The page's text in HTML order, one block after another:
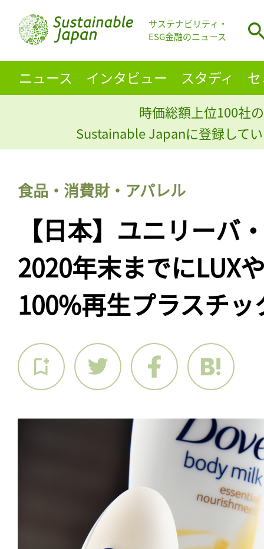
サステナビリティ・
ESG金融のニュース
ニュース インタビュー スタディ
時価総額上位100社
Sustainable Japanに登録して
食品・消費財・アパレル
【日本】ユニリーバ
2020年末までにLUX
100%再生プラスチッ